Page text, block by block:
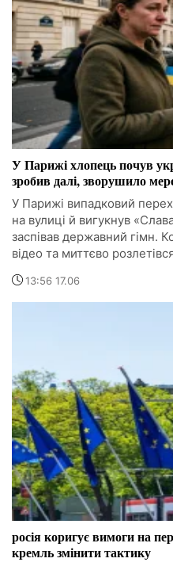
У Парижі хлопець почув
зробив далі, зворушило
У Парижі випадковий
на вулиці й вигукнув
заспівав державний гімн.
відео та миттєво
13:56 17.06
росія коригує вимоги на
кремль змінити тактику